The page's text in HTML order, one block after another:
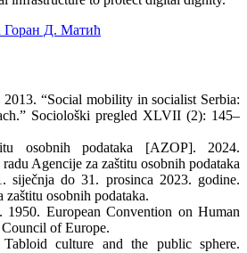
Горан Д. Матић
“Social mobility in socialist Serbia:
Sociološki pregled XLVII (2): 145–
osobnih podataka [AZOP]. 2024.
Agencije za zaštitu osobnih podataka
siječnja do 31. prosinca 2023. godine.
zaštitu osobnih podataka.
1950. European Convention on Human
of Europe.
culture and the public sphere.